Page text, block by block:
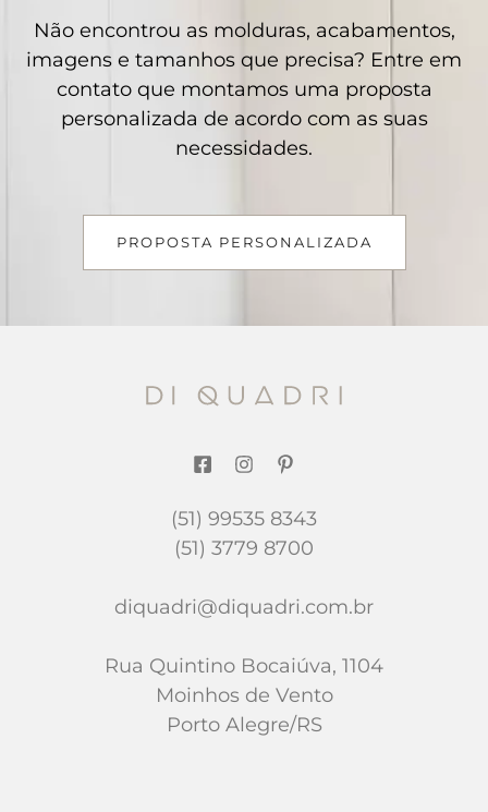
Não encontrou as molduras, acabamentos,
imagens e tamanhos que precisa? Entre em
contato que montamos uma proposta
personalizada de acordo com as suas
necessidades.
PROPOSTA PERSONALIZADA
(51) 99535 8343
(51) 3779 8700
diquadri@diquadri.com.br
Rua Quintino Bocaiúva, 1104
Moinhos de Vento
Porto Alegre/RS